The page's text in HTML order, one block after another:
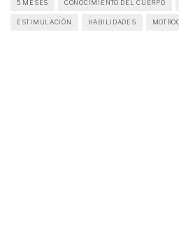
5 MESES CONOCIMIENTO DEL CUERPO
ESTIMULACIÓN HABILIDADES